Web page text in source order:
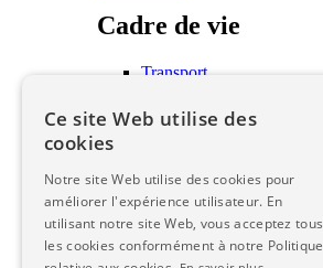
Cadre de vie
Transport
Associations
Écoles
Urbanisme
Urbanisme
Ce site Web utilise des
cookies
Notre site Web utilise des cookies pour
améliorer l'expérience utilisateur. En
utilisant notre site Web, vous acceptez tous
les cookies conformément à notre Politique